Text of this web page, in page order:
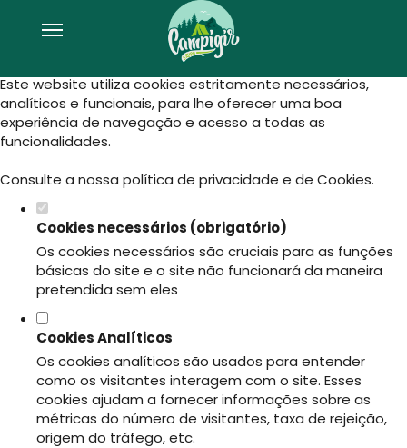
Defina as suas preferências de
cookies para este website.
Este website utiliza cookies estritamente necessários,
analíticos e funcionais, para lhe oferecer uma boa
experiência de navegação e acesso a todas as
funcionalidades.
Consulte a nossa política de privacidade e de Cookies.
Cookies necessários (obrigatório)
Os cookies necessários são cruciais para as funções
básicas do site e o site não funcionará da maneira
pretendida sem eles
Cookies Analíticos
Os cookies analíticos são usados para entender
como os visitantes interagem com o site. Esses
cookies ajudam a fornecer informações sobre as
métricas do número de visitantes, taxa de rejeição,
origem do tráfego, etc.